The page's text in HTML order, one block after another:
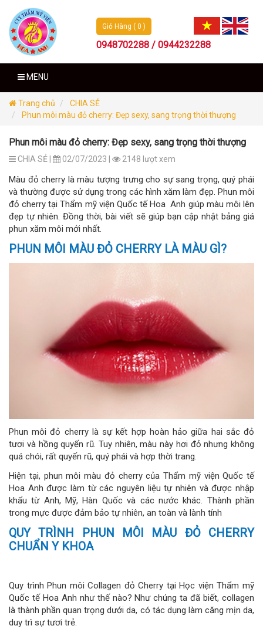
Giỏ Hàng ( 0 )
0948702288 / 0944232288
MENU
Trang chủ
CHIA SẺ
Phun môi màu đỏ cherry: Đẹp sexy, sang trọng thời thượng
Phun môi màu đỏ cherry: Đẹp sexy, sang trọng thời thượng
CHIA SẺ | 02/07/2023 | 2148 lượt xem
Màu đỏ cherry là màu tượng trưng cho sự sang trọng, quý phái
và thường được sử dụng trong các hình xăm làm đẹp. Phun môi
đỏ cherry tại Thẩm mỹ viện Quốc tế Hoa Anh giúp màu môi lên
đẹp tự nhiên. Đồng thời, bài viết sẽ giúp bạn cập nhật bảng giá
phun xăm môi mới nhất.
PHUN MÔI MÀU ĐỎ CHERRY LÀ MÀU GÌ?
Phun môi đỏ cherry là sự kết hợp hoàn hảo giữa hai sắc đỏ
tươi và hồng quyến rũ. Tuy nhiên, màu này hơi đỏ nhưng không
quá chói, rất quyến rũ, quý phái và hợp thời trang.
Hiện tại, phun môi màu đỏ cherry của Thẩm mỹ viện Quốc tế
Hoa Anh được làm từ các nguyên liệu tự nhiên và được nhập
khẩu từ Anh, Mỹ, Hàn Quốc và các nước khác. Thành phần
trong mực được đảm bảo tự nhiên, an toàn và lành tính
QUY TRÌNH PHUN MÔI MÀU ĐỎ CHERRY
CHUẨN Y KHOA
Quy trình Phun môi Collagen đỏ Cherry tại Học viện Thẩm mỹ
Quốc tế Hoa Anh như thế nào? Như chúng ta đã biết, collagen
là thành phần quan trọng dưới da, có tác dụng làm căng mịn da,
duy trì sự tươi trẻ.